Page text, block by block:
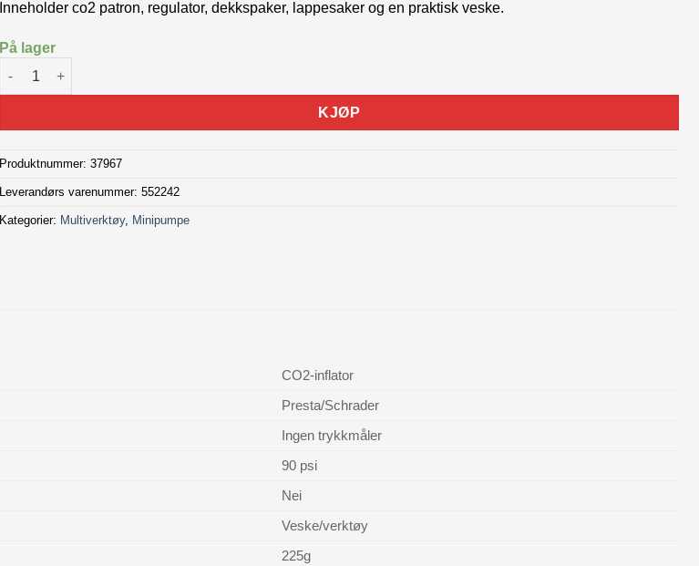
Inneholder co2 patron, regulator, dekkspaker, lappesaker og en praktisk veske.
På lager
Bontrager Pro Flat Pack antall
KJØP
Produktnummer:37967
Leverandørs varenummer: 552242
Kategorier: Multiverktøy, Minipumpe
CO2-inflator
Presta/Schrader
Ingen trykkmåler
90 psi
Nei
Veske/verktøy
225g